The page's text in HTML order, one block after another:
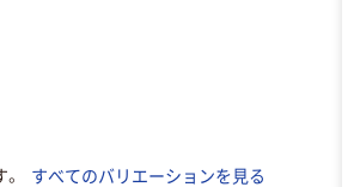
すべてのバリエーションを見る